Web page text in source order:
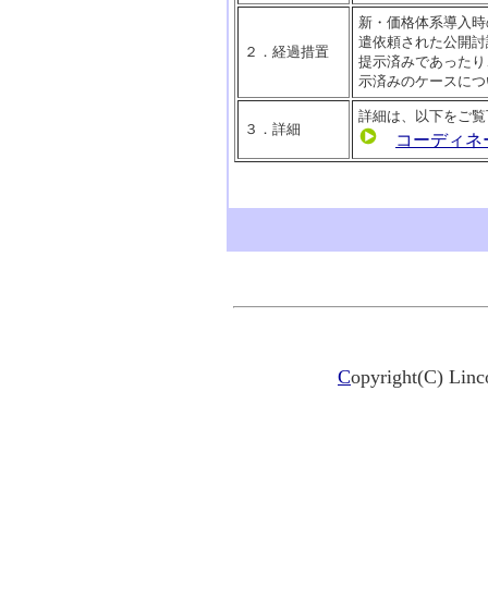
２．経過措置
新・価格体系導入
遣依頼された公開
提示済みであった
示済みのケースに
３．詳細
詳細は、以下をご
コーディ
Copyright(C)